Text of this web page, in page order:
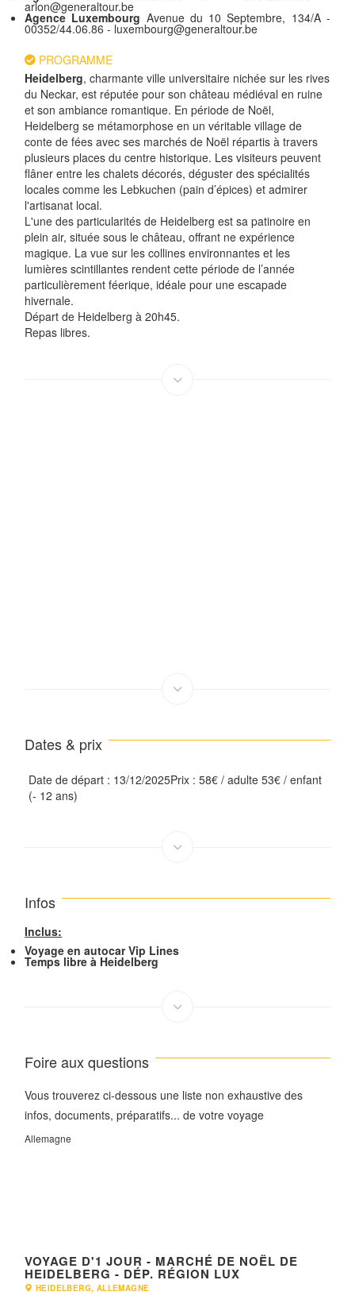
arlon@generaltour.be
Agence Luxembourg Avenue du 10 Septembre, 134/A -
00352/44.06.86 - luxembourg@generaltour.be
PROGRAMME
Heidelberg, charmante ville universitaire nichée sur les rives
du Neckar, est réputée pour son château médiéval en ruine
et son ambiance romantique. En période de Noël,
Heidelberg se métamorphose en un véritable village de
conte de fées avec ses marchés de Noël répartis à travers
plusieurs places du centre historique. Les visiteurs peuvent
flâner entre les chalets décorés, déguster des spécialités
locales comme les Lebkuchen (pain d’épices) et admirer
l'artisanat local.
L'une des particularités de Heidelberg est sa patinoire en
plein air, située sous le château, offrant ne expérience
magique. La vue sur les collines environnantes et les
lumières scintillantes rendent cette période de l’année
particulièrement féerique, idéale pour une escapade
hivernale.
Départ de Heidelberg à 20h45.
Repas libres.
Dates & prix
Date de départ : 13/12/2025Prix : 58€ / adulte 53€ / enfant
(- 12 ans)
Infos
Inclus:
Voyage en autocar Vip Lines
Temps libre à Heidelberg
Foire aux questions
Vous trouverez ci-dessous une liste non exhaustive des
infos, documents, préparatifs... de votre voyage
Allemagne
VOYAGE D'1 JOUR - MARCHÉ DE NOËL DE
HEIDELBERG - DÉP. RÉGION LUX
HEIDELBERG, ALLEMAGNE